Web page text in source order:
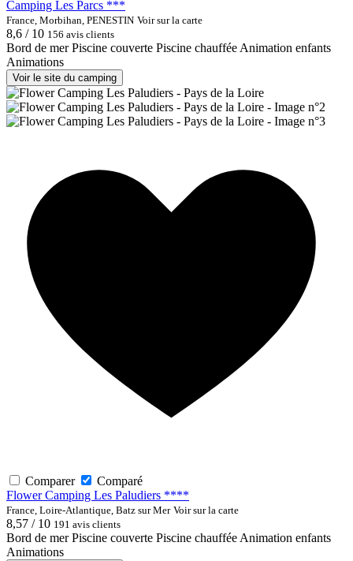
Camping Les Parcs ***
France, Morbihan, PENESTIN Voir sur la carte
8,6 / 10 156 avis clients
Bord de mer Piscine couverte Piscine chaufféeAnimation enfants
Animations
Voir le site du camping
Comparer
Comparé
Flower Camping Les Paludiers ****
France, Loire-Atlantique, Batz sur Mer Voir sur la carte
8,57 / 10 191 avis clients
Bord de mer Piscine couverte Piscine chaufféeAnimation enfants
Animations